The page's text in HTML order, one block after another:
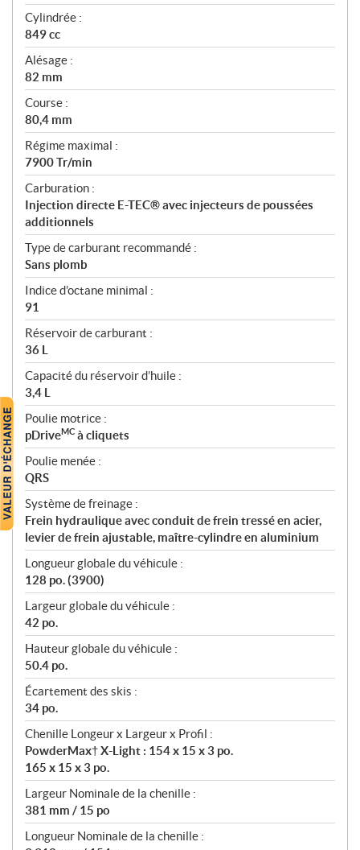
Cylindrée :
849 cc
Alésage :
82 mm
Course :
80,4 mm
Régime maximal :
7900 Tr/min
Carburation :
Injection directe E-TEC® avec injecteurs de poussées
additionnels
Type de carburant recommandé :
Sans plomb
Indice d’octane minimal :
91
Réservoir de carburant :
36 L
Capacité du réservoir d’huile :
3,4 L
Poulie motrice :
pDriveMC à cliquets
Poulie menée :
QRS
Système de freinage :
Frein hydraulique avec conduit de frein tressé en acier,
levier de frein ajustable, maître-cylindre en aluminium
Longueur globale du véhicule :
128 po. (3900)
Largeur globale du véhicule :
42 po.
Hauteur globale du véhicule :
50.4 po.
Écartement des skis :
34 po.
Chenille Longeur x Largeur x Profil :
PowderMax† X-Light : 154 x 15 x 3 po.
165 x 15 x 3 po.
Largeur Nominale de la chenille :
381 mm / 15 po
Longueur Nominale de la chenille :